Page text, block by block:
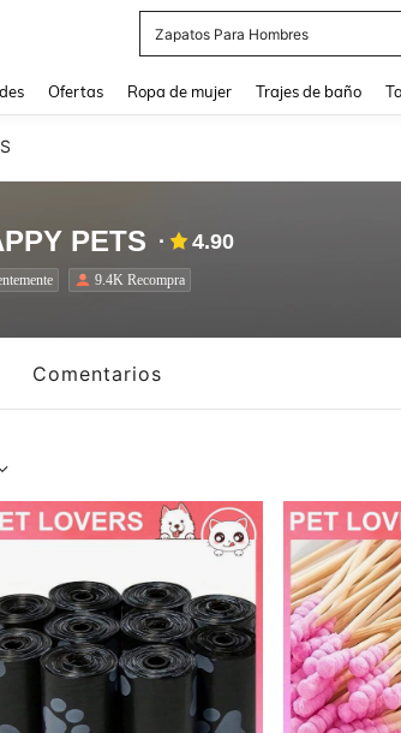
Zapatos Para Hombres
Ofertas Ropa de mujer Trajes de baño
PETS 4.90
9.4K Recompra
Comentarios